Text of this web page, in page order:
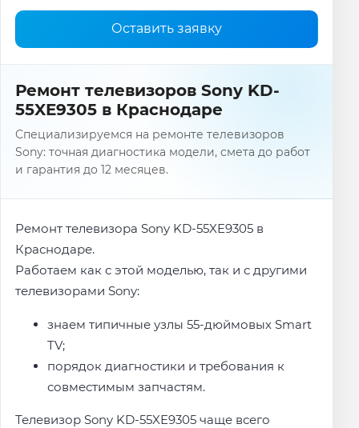
Оставить заявку
Ремонт телевизоров Sony KD-
55XE9305 в Краснодаре
Специализируемся на ремонте телевизоров
Sony: точная диагностика модели, смета до работ
и гарантия до 12 месяцев.
Ремонт телевизора Sony KD-55XE9305 в
Краснодаре.
Работаем как с этой моделью, так и с другими
телевизорами Sony:
знаем типичные узлы 55-дюймовых Smart
TV;
порядок диагностики и требования к
совместимым запчастям.
Телевизор Sony KD-55XE9305 чаще всего